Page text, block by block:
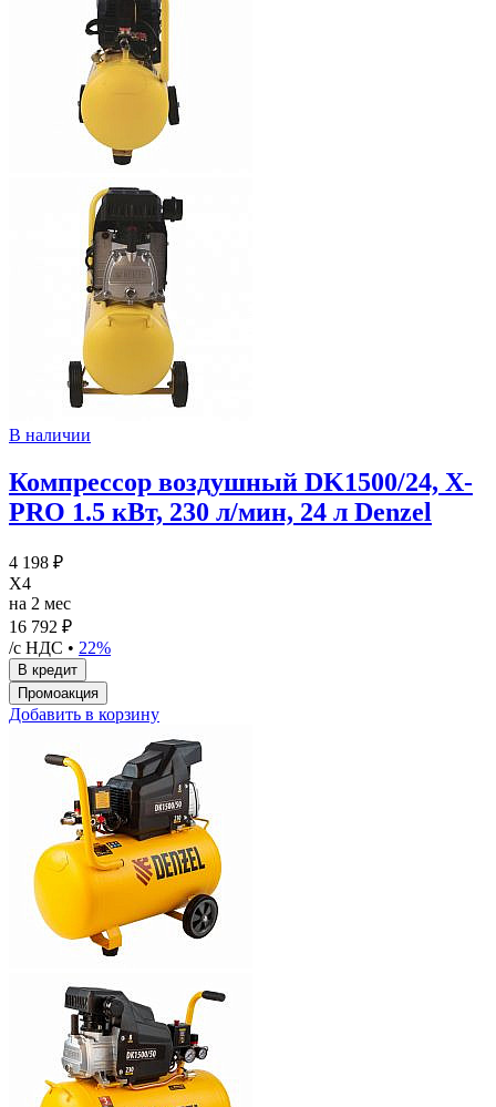
В наличии
Компрессор воздушный DK1500/24, Х-
PRO 1.5 кВт, 230 л/мин, 24 л Denzel
4 198 ₽
X4
на 2 мес
16 792 ₽
/с НДС • 22%
Добавить в корзину